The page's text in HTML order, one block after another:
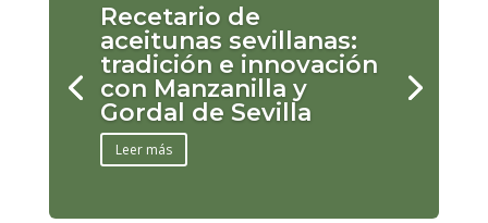
Recetario de
aceitunas sevillanas:
tradición e innovación
con Manzanilla y
Gordal de Sevilla
Leer más